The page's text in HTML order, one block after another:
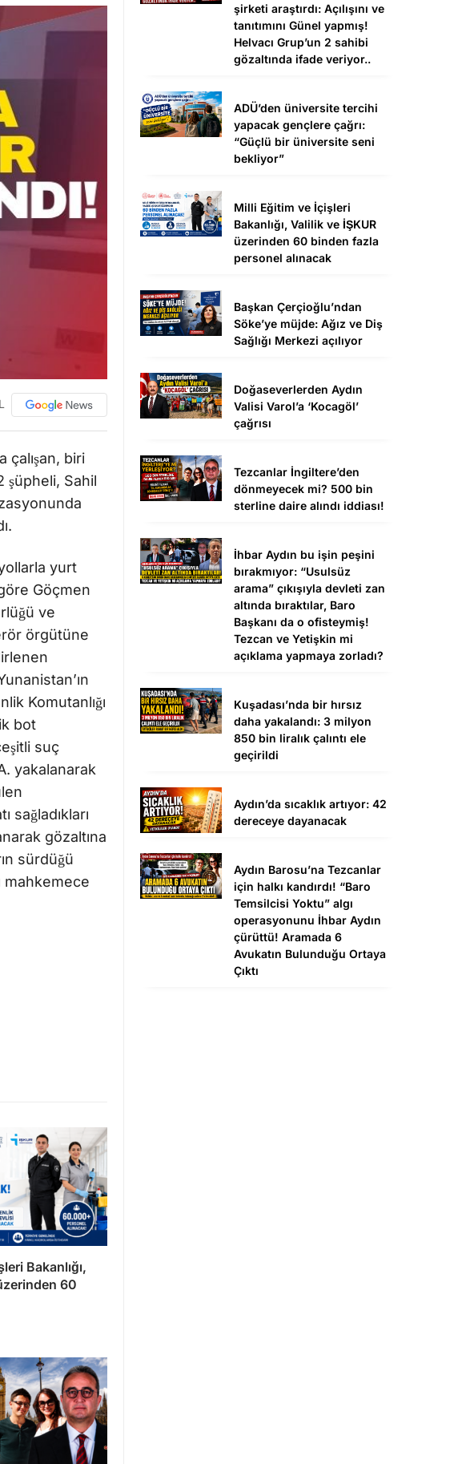
çalışan, biri
şüpheli, Sahil
yollarla yurt
Göçmen
ve
örgütüne
Komutanlığı
bot
suç
yakalanarak
sağladıkları
gözaltına
sürdüğü
mahkemece
Bakanlığı,
60
şirketi araştırdı: Açılışını ve
tanıtımını Günel yapmış!
Helvacı Grup’un 2 sahibi
gözaltında ifade veriyor..
ADÜ’den üniversite tercihi
yapacak gençlere çağrı:
“Güçlü bir üniversite seni
bekliyor”
Milli Eğitim ve İçişleri
Bakanlığı, Valilik ve İŞKUR
üzerinden 60 binden fazla
personel alınacak
Başkan Çerçioğlu’ndan
Söke’ye müjde: Ağız ve Diş
Sağlığı Merkezi açılıyor
Doğaseverlerden Aydın
Valisi Varol’a ‘Kocagöl’
çağrısı
Tezcanlar İngiltere’den
dönmeyecek mi? 500 bin
sterline daire alındı iddiası!
İhbar Aydın bu işin peşini
bırakmıyor: “Usulsüz
arama” çıkışıyla devleti zan
altında bıraktılar, Baro
Başkanı da o ofisteymiş!
Tezcan ve Yetişkin mi
açıklama yapmaya zorladı?
Kuşadası’nda bir hırsız
daha yakalandı: 3 milyon
850 bin liralık çalıntı ele
geçirildi
Aydın’da sıcaklık artıyor: 42
dereceye dayanacak
Aydın Barosu’na Tezcanlar
için halkı kandırdı! “Baro
Temsilcisi Yoktu” algı
operasyonunu İhbar Aydın
çürüttü! Aramada 6
Avukatın Bulunduğu Ortaya
Çıktı